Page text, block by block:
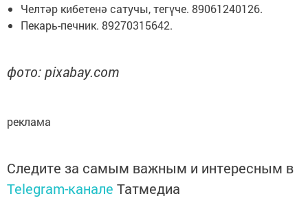
Челтәр кибетенә сатучы, тегүче. 89061240126.
Пекарь-печник. 89270315642.
фото: pixabay.com
реклама
Следите за самым важным и интересным в
Telegram-канале Татмедиа